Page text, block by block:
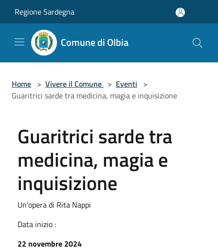
Regione Sardegna
Comune di Olbia
Home > Vivere il Comune > Eventi >
Guaritrici sarde tra medicina, magia e inquisizione
Guaritrici sarde tra
medicina, magia e
inquisizione
Un'opera di Rita Nappi
Data inizio :
22 novembre 2024